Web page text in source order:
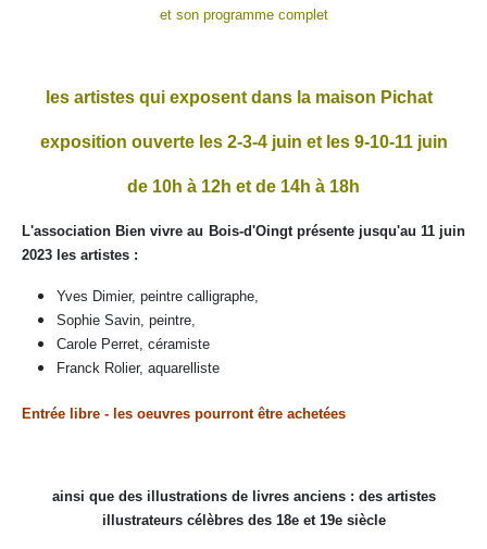
et son programme complet
les artistes qui exposent dans la maison Pichat
exposition ouverte les 2-3-4 juin et les 9-10-11 juin
de 10h à 12h et de 14h à 18h
L'association Bien vivre au Bois-d'Oingt présente jusqu'au 11 juin
2023 les artistes :
Yves Dimier, peintre calligraphe,
Sophie Savin, peintre,
Carole Perret, céramiste
Franck Rolier, aquarelliste
Entrée libre - les oeuvres pourront être achetées
ainsi que des illustrations de livres anciens : des artistes
illustrateurs célèbres des 18e et 19e siècle